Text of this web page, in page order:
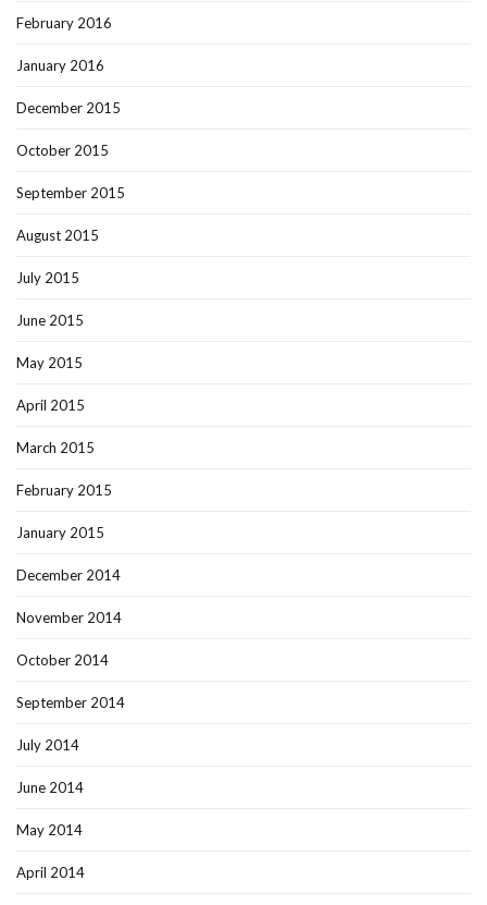
February 2016
January 2016
December 2015
October 2015
September 2015
August 2015
July 2015
June 2015
May 2015
April 2015
March 2015
February 2015
January 2015
December 2014
November 2014
October 2014
September 2014
July 2014
June 2014
May 2014
April 2014